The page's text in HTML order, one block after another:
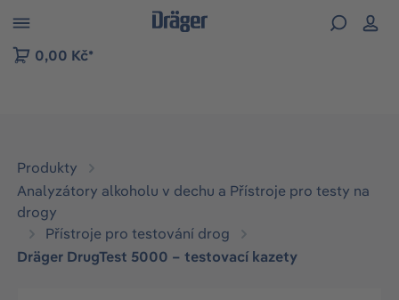
to B2B platform navigation
0,00 Kč*
Produkty
Analyzátory alkoholu v dechu a Přístroje pro testy na
drogy
Přístroje pro testování drog
Dräger DrugTest 5000 – testovací kazety